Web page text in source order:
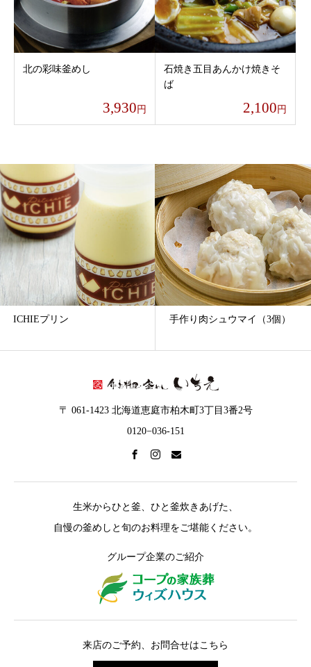
北の彩味釜めし
3,930円
石焼き五目あんかけ焼きそ
ば
2,100円
ICHIEプリン 手作り肉シュウマイ（3個）
〒 061-1423 北海道恵庭市柏木町3丁目3番2号
0120−036-151
生米からひと釜、ひと釜炊きあげた、
自慢の釜めしと旬のお料理をご堪能ください。
グループ企業のご紹介
来店のご予約、お問合せはこちら